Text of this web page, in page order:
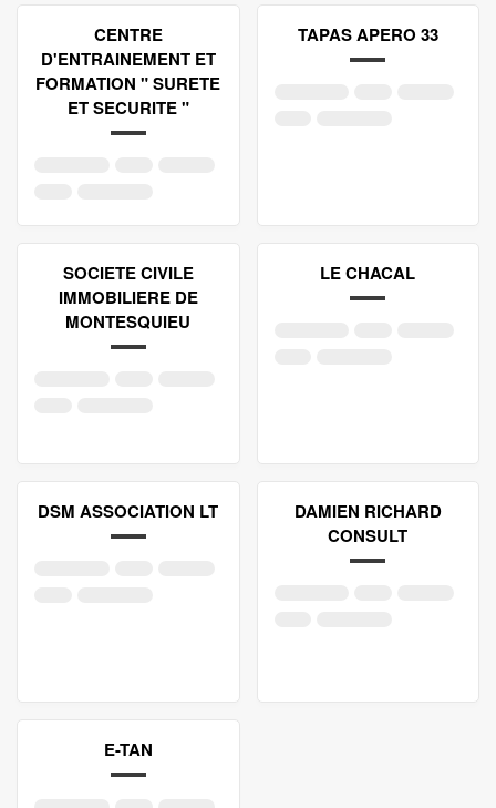
CENTRE
D'ENTRAINEMENT ET
FORMATION " SURETE
ET SECURITE "
TAPAS APERO 33
SOCIETE CIVILE
IMMOBILIERE DE
MONTESQUIEU
LE CHACAL
DSM ASSOCIATION LT
DAMIEN RICHARD
CONSULT
E-TAN